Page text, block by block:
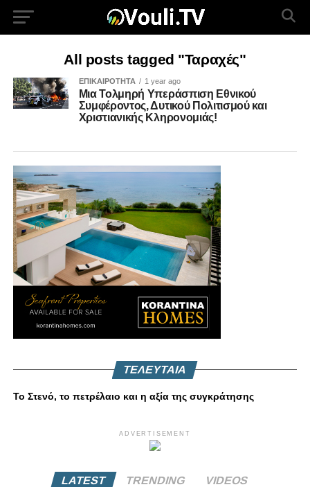
All posts tagged "Ταραχές"
ΕΠΙΚΑΙΡΟΤΗΤΑ 1 year ago
Μια Τολμηρή Υπεράσπιση Εθνικού
Συμφέροντος, Δυτικού Πολιτισμού και
Χριστιανικής Κληρονομιάς!
ΤΕΛΕΥΤΑΙΑ
Το Στενό, το πετρέλαιο και η αξία της συγκράτησης
ADVERTISEMENT
LATEST TRENDING VIDEOS